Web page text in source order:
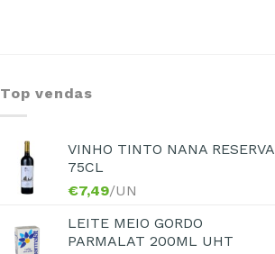
Top vendas
VINHO TINTO NANA RESERVA
75CL
€7,49/UN
LEITE MEIO GORDO
PARMALAT 200ML UHT